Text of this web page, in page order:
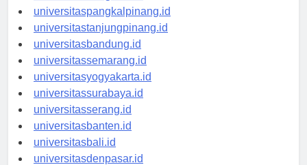
universitasbengkulu.id
universitaspangkalpinang.id
universitastanjungpinang.id
universitasbandung.id
universitassemarang.id
universitasyogyakarta.id
universitassurabaya.id
universitasserang.id
universitasbanten.id
universitasbali.id